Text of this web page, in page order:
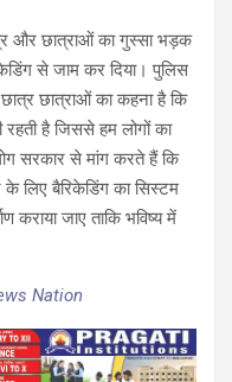
और छात्राओं का गुस्सा भड़क
से जाम कर दिया। पुलिस
छात्राओं का कहना है कि
है जिससे हम लोगों का
सरकार से मांग करते हैं कि
लिए बैरिकेडिंग का सिस्टम
कराया जाए ताकि भविष्य में
Nation